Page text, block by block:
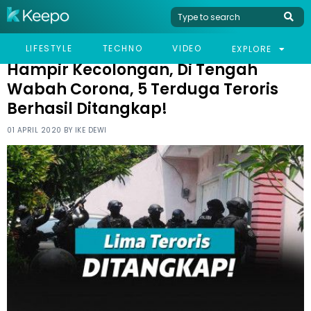
LIFESTYLE TECHNO VIDEO EXPLORE
HOME VIRAL
HAMPIR KECOLONGAN, DI TENGAH WABAH CORONA, 5 TERDUGA
Hampir Kecolongan, Di Tengah
Wabah Corona, 5 Terduga Teroris
Berhasil Ditangkap!
01 APRIL 2020 BY IKE DEWI